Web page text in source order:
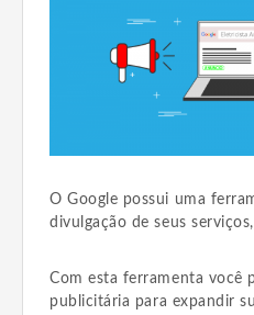
O Google possui uma
divulgação de seus
Com esta ferramenta você
publicitária para expandir